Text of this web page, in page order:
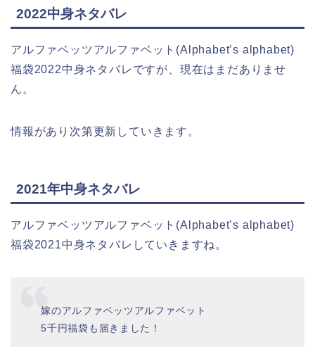
2022中身ネタバレ
アルファベッツアルファベット(Alphabet’s alphabet)
福袋2022中身ネタバレですが、現在はまだありませ
ん。
情報があり次第更新していきます。
2021年中身ネタバレ
アルファベッツアルファベット(Alphabet’s alphabet)
福袋2021中身ネタバレしていきますね。
嫁のアルファベッツアルファベット
5千円福袋も届きました！